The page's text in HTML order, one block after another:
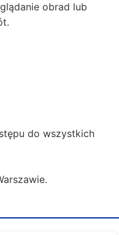
obrad lub
do wszystkich